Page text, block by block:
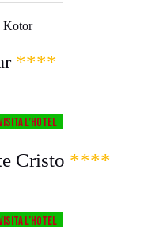
Kotor
****
l’HOTEL
Cristo ****
l’HOTEL